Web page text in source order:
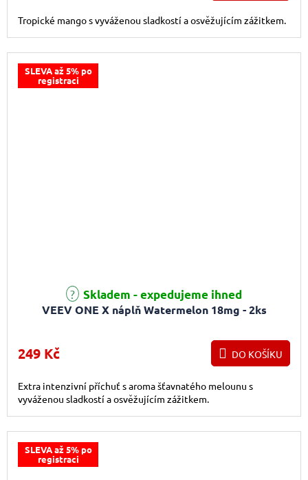
Tropické mango s vyváženou sladkostí a osvěžujícím zážitkem.
SLEVA až 5% po
registraci
VEEV ONE X náplň Watermelon 18mg - 2ks
Skladem - expedujeme ihned
249 Kč DO KOŠÍKU
Extra intenzivní příchuť s aroma šťavnatého melounu s
vyváženou sladkostí a osvěžujícím zážitkem.
SLEVA až 5% po
registraci